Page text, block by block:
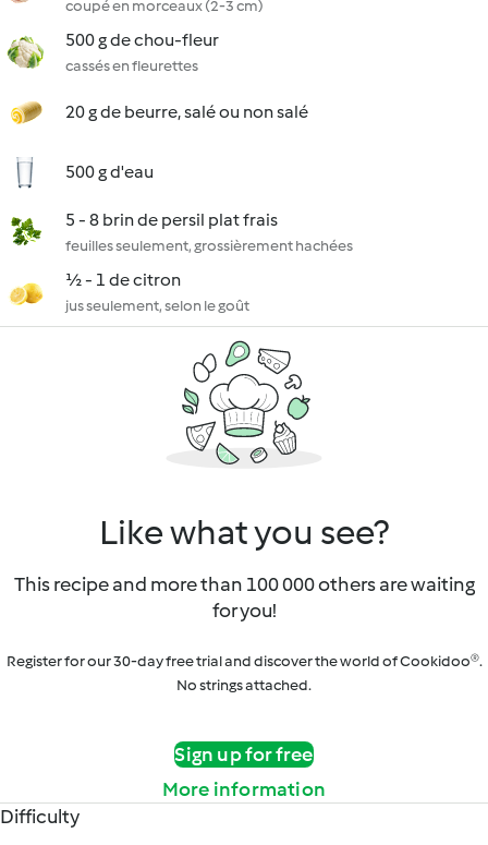
coupé en morceaux (2-3 cm)
500 g de chou-fleur
cassés en fleurettes
20 g de beurre, salé ou non salé
500 g d'eau
5 - 8 brin de persil plat frais
feuilles seulement, grossièrement hachées
½ - 1 de citron
jus seulement, selon le goût
Like what you see?
This recipe and more than 100 000 others are waiting
for you!
Register for our 30-day free trial and discover the world of Cookidoo®.
No strings attached.
Sign up for free
More information
Difficulty